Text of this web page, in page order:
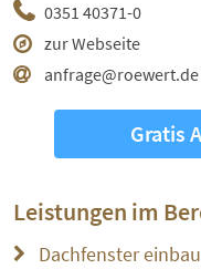
0351 40371-0
zur Webseite
anfrage@roewert.de
Gratis
Leistungen im
Dachfenster